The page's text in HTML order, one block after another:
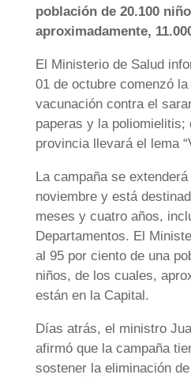
población de 20.100
aproximadamente,
El Ministerio de Salud
01 de octubre comenzó
vacunación contra el
paperas y la poliomielitis;
provincia llevará el lema
La campaña se
noviembre y está
meses y cuatro años,
Departamentos. El
al 95 por ciento de una
niños, de los cuales,
están en la Capital.
Días atrás, el ministro
afirmó que la campaña
sostener la eliminación